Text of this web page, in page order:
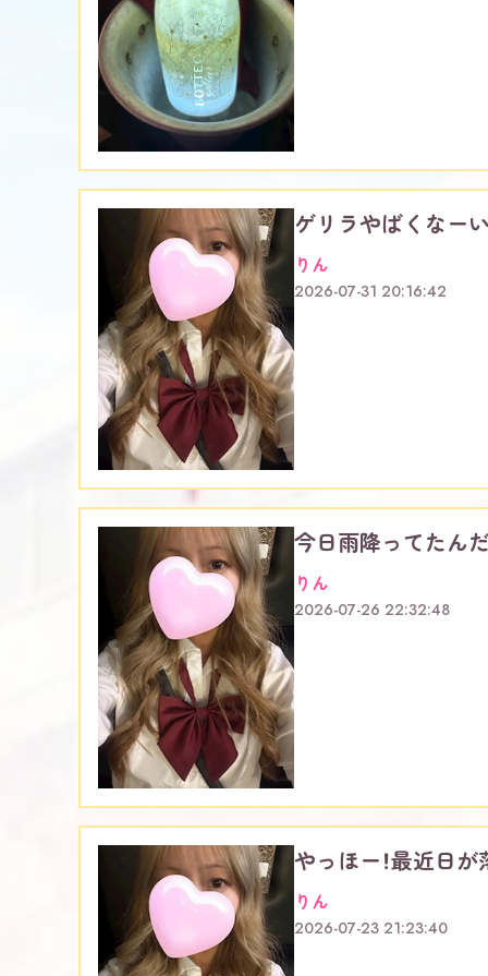
ゲリラやばくなー
りん
2026-07-31 20:16:42
今日雨降ってたんだ
りん
2026-07-26 22:32:48
やっほー！最近日が
りん
2026-07-23 21:23:40